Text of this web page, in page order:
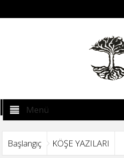
Menü
Başlangıç KÖŞE YAZILARI